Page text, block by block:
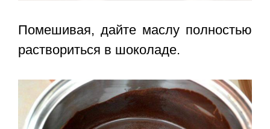
Помешивая, дайте маслу полностью
раствориться в шоколаде.